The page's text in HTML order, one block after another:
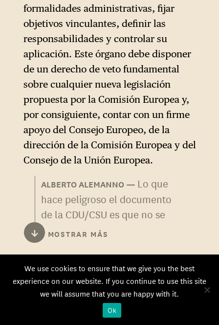
formalidades administrativas, fijar
objetivos vinculantes, definir las
responsabilidades y controlar su
aplicación. Este órgano debe disponer
de un derecho de veto fundamental
sobre cualquier nueva legislación
propuesta por la Comisión Europea y,
por consiguiente, contar con un firme
apoyo del Consejo Europeo, de la
dirección de la Comisión Europea y del
Consejo de la Unión Europea.
ALBERTO ALEMANNO
Lo que
hace peligroso el documento
de la CDU/CSU es que no se
limita a la «reducción
sostenible de la burocracia»
que se menciona sobriamente
en su título. Si se analiza más
detenidamente, va mucho
más allá de una simple
revisión normativa puntual
↓ MOSTRAR MÁS
Por otra parte, cada dirección general
debe asumir también, a nivel
descentralizado, la responsabilidad de
la carga administrativa que genera y
We use cookies to ensure that we give you the best
experience on our website. If you continue to use this site
we will assume that you are happy with it.
Ok